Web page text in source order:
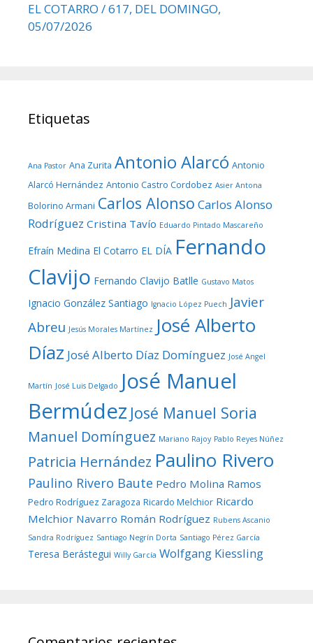
EL COTARRO / 617, DEL DOMINGO,
05/07/2026
Etiquetas
Ana Pastor Ana Zurita Antonio Alarcó Antonio
Alarcó Hernández Antonio Castro Cordobez Asier Antona
Bolorino Armani Carlos Alonso Carlos Alonso
Rodríguez Cristina Tavío Eduardo Pintado Mascareño
Efraín Medina El Cotarro EL DÍA Fernando
Clavijo Fernando Clavijo Batlle Gustavo Matos
Ignacio González Santiago Ignacio López Puech Javier
Abreu Jesús Morales Martínez José Alberto
Díaz José Alberto Díaz Domínguez José Angel
Martín José Luis Delgado José Manuel
Bermúdez José Manuel Soria
Manuel Domínguez Mariano Rajoy Pablo Reyes Núñez
Patricia Hernández Paulino Rivero
Paulino Rivero Baute Pedro Molina Ramos
Pedro Rodríguez Zaragoza Ricardo Melchior Ricardo
Melchior Navarro Román Rodríguez Rubens Ascanio
Sandra Rodríguez Santiago Negrín Dorta Santiago Pérez García
Teresa Berástegui Willy García Wolfgang Kiessling